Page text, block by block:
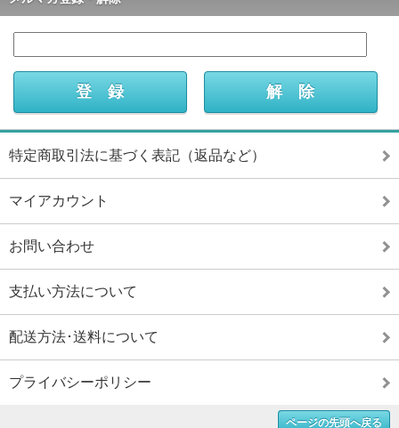
特定商取引法に基づく表記（返品など）
マイアカウント
お問い合わせ
支払い方法について
配送方法･送料について
プライバシーポリシー
ページの先頭へ戻る